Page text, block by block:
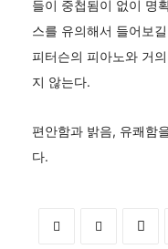
들이 중첩됨이 없이 명
스를 유의해서 들어보
피터슨의 피아노와 거
지 않는다.
편안함과 밝음, 유쾌함
다.